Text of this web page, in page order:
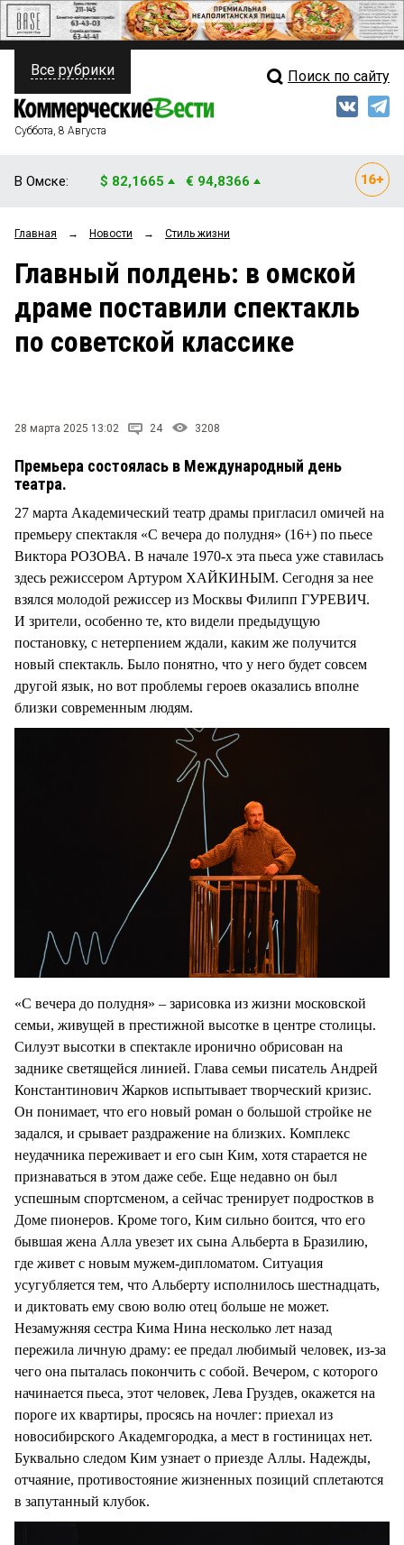
ПОЛИТИКА
ФИНАНСЫ
ОБЩЕСТВО
ЗАКОН
НОВОСТИ КОМПАНИЙ
Свежий выпуск
Рейтинги
Блоги
Архив
Все рубрики Поиск по сайту
Суббота, 8 Августа
В Омске: $ 82,1665 € 94,8366
Главная → Новости → Стиль жизни
Главный полдень: в омской
драме поставили спектакль
по советской классике
28 марта 2025 13:02 24 3208
Премьера состоялась в Международный день
театра.
27 марта Академический театр драмы пригласил омичей на
премьеру спектакля «С вечера до полудня» (16+) по пьесе
Виктора РОЗОВА. В начале 1970-х эта пьеса уже ставилась
здесь режиссером Артуром ХАЙКИНЫМ. Сегодня за нее
взялся молодой режиссер из Москвы Филипп ГУРЕВИЧ.
И зрители, особенно те, кто видели предыдущую
постановку, с нетерпением ждали, каким же получится
новый спектакль. Было понятно, что у него будет совсем
другой язык, но вот проблемы героев оказались вполне
близки современным людям.
«С вечера до полудня» – зарисовка из жизни московской
семьи, живущей в престижной высотке в центре столицы.
Силуэт высотки в спектакле иронично обрисован на
заднике светящейся линией. Глава семьи писатель Андрей
Константинович Жарков испытывает творческий кризис.
Он понимает, что его новый роман о большой стройке не
задался, и срывает раздражение на близких. Комплекс
неудачника переживает и его сын Ким, хотя старается не
признаваться в этом даже себе. Еще недавно он был
успешным спортсменом, а сейчас тренирует подростков в
Доме пионеров. Кроме того, Ким сильно боится, что его
бывшая жена Алла увезет их сына Альберта в Бразилию,
где живет с новым мужем-дипломатом. Ситуация
усугубляется тем, что Альберту исполнилось шестнадцать,
и диктовать ему свою волю отец больше не может.
Незамужняя сестра Кима Нина несколько лет назад
пережила личную драму: ее предал любимый человек, из-за
чего она пыталась покончить с собой. Вечером, с которого
начинается пьеса, этот человек, Лева Груздев, окажется на
пороге их квартиры, просясь на ночлег: приехал из
новосибирского Академгородка, а мест в гостиницах нет.
Буквально следом Ким узнает о приезде Аллы. Надежды,
отчаяние, противостояние жизненных позиций сплетаются
в запутанный клубок.